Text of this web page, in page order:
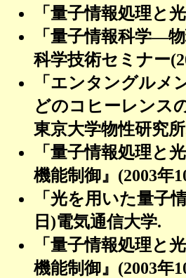
「量子情報処理と
「量子情報科学―
科学技術セミナー
「エンタングルメ
どのコヒーレンス
東京大学物性研究所
「量子情報処理と
機能制御』 (2003年
「光を用いた量子
日 )電気通信大学.
「量子情報処理と
機能制御』 (2003年